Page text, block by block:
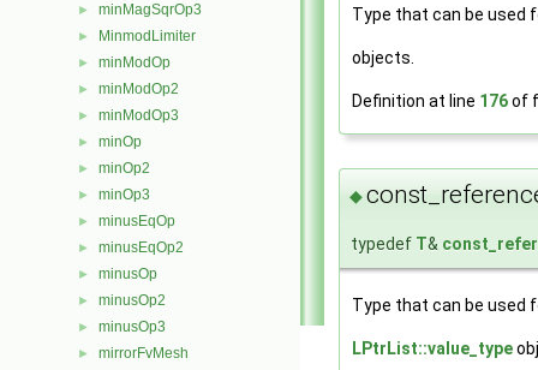
► minMagSqrOp3
► MinmodLimiter
► minModOp
► minModOp2
► minModOp3
► minOp
► minOp2
► minOp3
► minusEqOp
► minusEqOp2
► minusOp
► minusOp2
► minusOp3
► mirrorFvMesh
Type that can be used
objects.
Definition at line 176of
◆
typedef T&
Type that can be used
LPtrList::value_type